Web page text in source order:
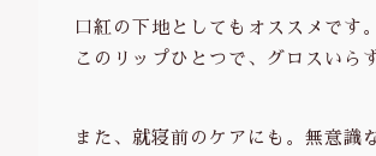
口紅の下地としてもオススメです。
このリップひとつで、グロスいら
また、就寝前のケアにも。無意識